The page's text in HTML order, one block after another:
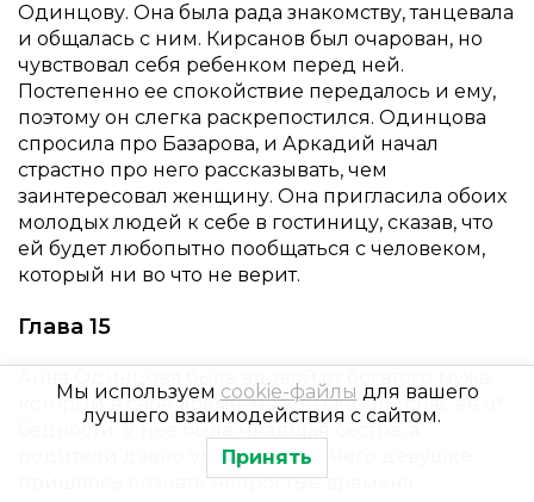
Одинцову. Она была рада знакомству, танцевала
и общалась с ним. Кирсанов был очарован, но
чувствовал себя ребенком перед ней.
Постепенно ее спокойствие передалось и ему,
поэтому он слегка раскрепостился. Одинцова
спросила про Базарова, и Аркадий начал
страстно про него рассказывать, чем
заинтересовал женщину. Она пригласила обоих
молодых людей к себе в гостиницу, сказав, что
ей будет любопытно пообщаться с человеком,
который ни во что не верит.
Глава 15
Анна Одинцова была вдовой от богатого мужа,
который в свое время, можно сказать, спас ее от
бедности. У нее была младшая сестра, а
родители давно умерли, из-за чего девушке
пришлось познать непростые времена.
Мы используем cookie-файлы для вашего
лучшего взаимодействия с сайтом.
Принять